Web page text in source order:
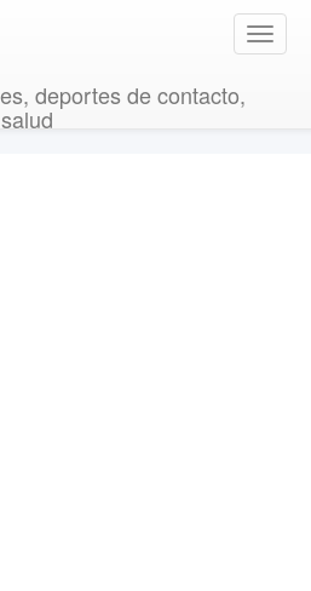
T
o
deportes de contacto,